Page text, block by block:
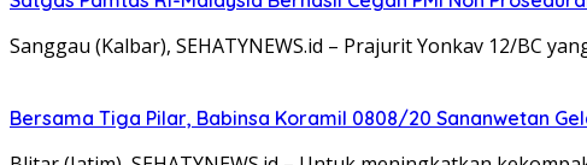
Sanggau (Kalbar), SEHATYNEWS.id – Prajurit Yonkav 12/BC
Bersama Tiga Pilar, Babinsa Koramil 0808/20 Sananwetan